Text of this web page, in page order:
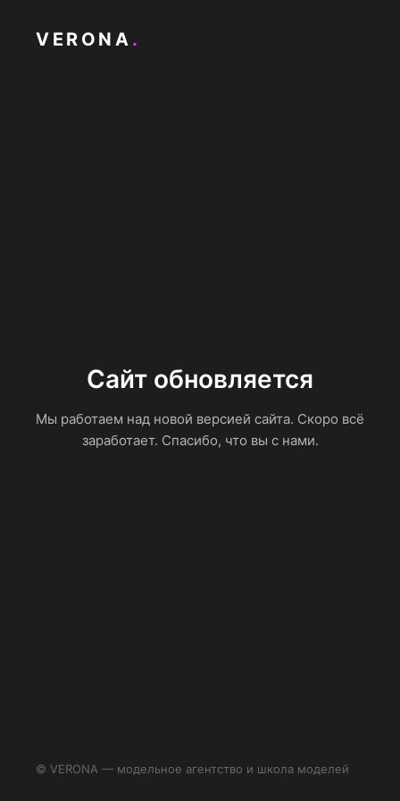
VERONA .
Сайт обновляется
Мы работаем над новой версией сайта. Скоро всё
заработает. Спасибо, что вы с нами.
© VERONA — модельное агентство и школа моделей